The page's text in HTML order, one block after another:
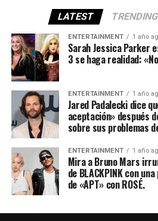
LATEST TRENDING
ENTERTAINMENT 1 año
Sarah Jessica Parker
3 se haga realidad:
ENTERTAINMENT 1 año
Jared Padalecki dice
aceptación» después
sobre sus problemas
ENTERTAINMENT 1 año
Mira a Bruno Mars
de BLACKPINK con
de «APT» con ROSÉ.